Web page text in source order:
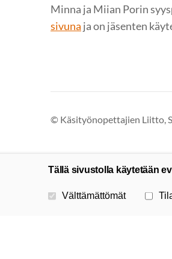
Minna ja Miian Porin
sivuna ja on jäsenten
© Käsityönopettajien Liitto,
Tällä sivustolla käytetään
Valitse käytettävät evästeet
Välttämättömät